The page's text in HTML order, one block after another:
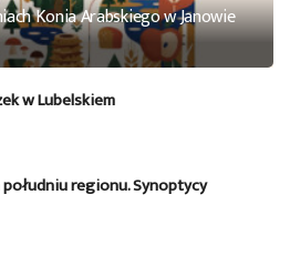
Konia Arabskiego w Janowie
w Lubelskiem
regionu. Synoptycy